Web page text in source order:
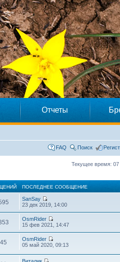
Отчеты
FAQ Поиск
Текущее время: 07
ПОСЛЕДНЕЕ СООБЩЕНИЕ
SanSay
23 дек 2019, 14:00
OsmRider
15 фев 2021, 14:47
OsmRider
05 май 2020, 09:13